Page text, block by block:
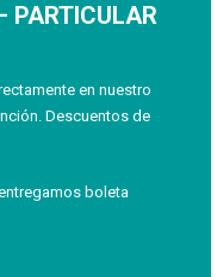
en nuestro
Descuentos de
boleta